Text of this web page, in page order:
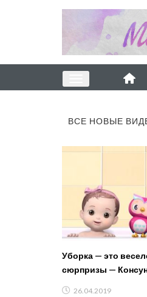
ВСЕ НОВЫЕ
Уборка — это
сюрпризы —
26.04.2019